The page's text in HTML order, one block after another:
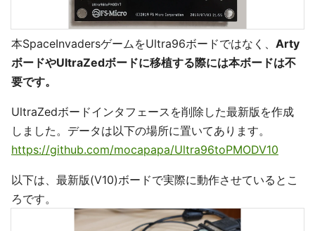
本SpaceInvadersゲームをUltra96ボードではなく、 Arty
ボードやUltraZedボードに移植する際には本ボードは不
要です。
UltraZedボードインタフェースを削除した最新版を作成
しました。データは以下の場所に置いてあります。
https://github.com/mocapapa/Ultra96toPMODV10
以下は、最新版(V10)ボードで実際に動作させているとこ
ろです。